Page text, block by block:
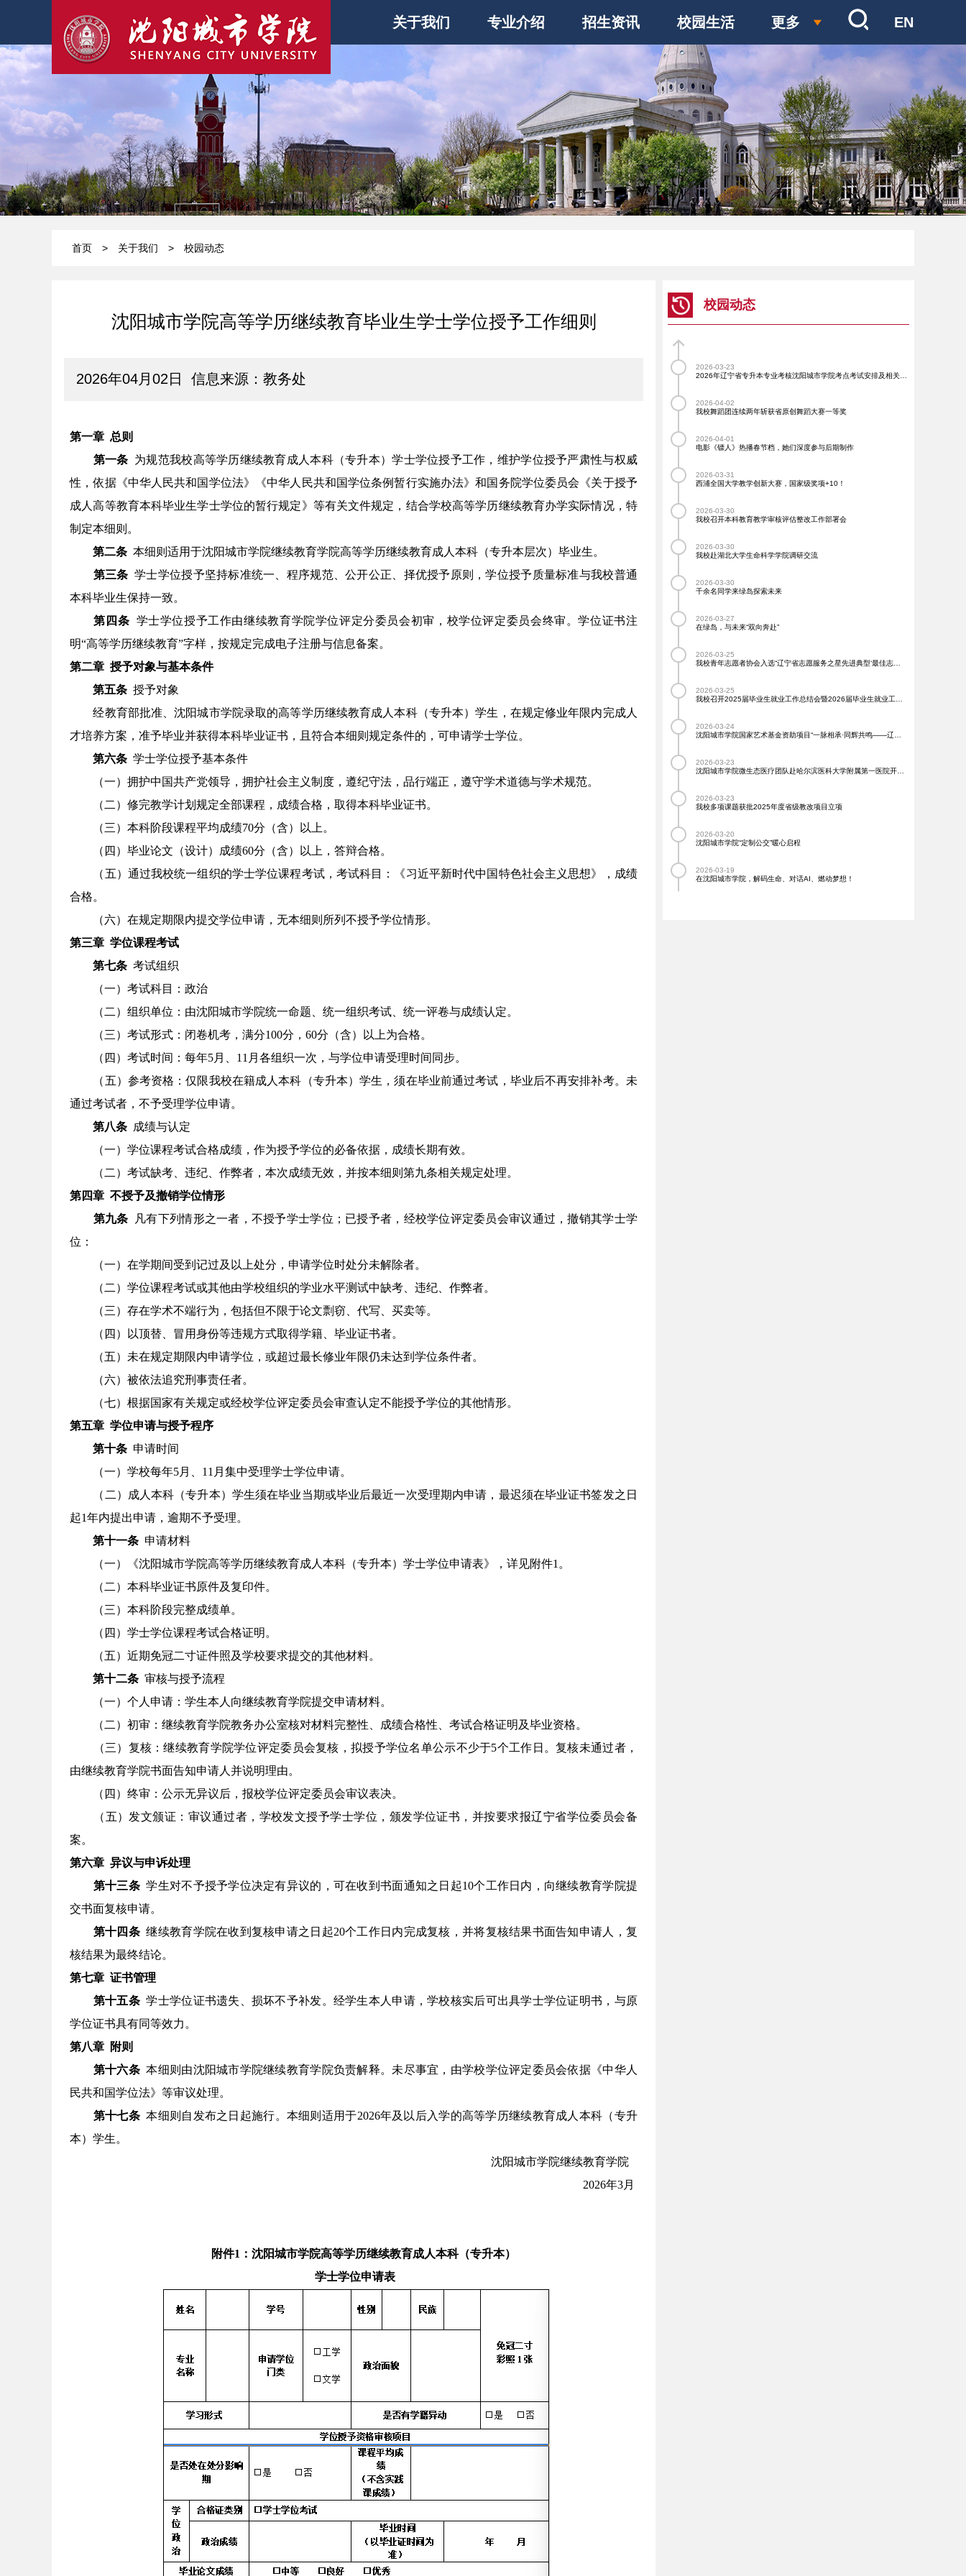
关于我们 专业介绍 招生资讯 校园生活 更多 EN
首页 > 关于我们 > 校园动态
沈阳城市学院高等学历继续教育毕业生学士学位授予工作细则
2026年04月02日 信息来源：教务处
第一章 总则
第一条 为规范我校高等学历继续教育成人本科（专升本）学士学位授予工作，维护学位授予严肃性与权威
性，依据《中华人民共和国学位法》《中华人民共和国学位条例暂行实施办法》和国务院学位委员会《关于授予
成人高等教育本科毕业生学士学位的暂行规定》 等有关文件规定 ，结合学校高等学历继续教育办学实际情况， 特
制定本细则。
第二条 本细则适用于沈阳城市学院继续教育学院高等学历继续教育成人本科（专升本层次）毕业生。
第三条 学士学位授予坚持标准统一、程序规范、公开公正、择优授予原则，学位授予质量标准与我校普通
本科毕业生保持一致。
第四条 学士学位授予工作由继续教育学院学位评定分委员会初审，校学位评定委员会终审。学位证书注
明“高等学历继续教育”字样，按规定完成电子注册与信息备案。
第二章 授予对象与基本条件
第五条 授予对象
经教育部批准、沈阳城市学院录取的高等学历继续教育成人本科（专升本）学生，在规定修业年限内完成人
才培养方案，准予毕业并获得本科毕业证书，且符合本细则规定条件的，可申请学士学位。
第六条 学士学位授予基本条件
（一）拥护中国共产党领导，拥护社会主义制度，遵纪守法，品行端正，遵守学术道德与学术规范。
（二）修完教学计划规定全部课程，成绩合格，取得本科毕业证书。
（三）本科阶段课程平均成绩70分（含）以上。
（四）毕业论文（设计）成绩60分（含）以上，答辩合格。
（五）通过我校统一组织的学士学位课程考试，考试科目：
《习近平新时代中国特色社会主义思想》
，成绩
合格。
（六）在规定期限内提交学位申请，无本细则所列不授予学位情形。
第三章 学位课程考试
第七条 考试组织
（一）考试科目：政治
（二）组织单位：由沈阳城市学院统一命题、统一组织考试、统一评卷与成绩认定。
（三）考试形式：闭卷机考 ，满分100分，60分（含）以上为合格。
（四）考试时间：每年5月、11月各组织一次，与学位申请受理时间同步。
（五）参考资格：仅限我校在籍成人本科（专升本）学生，须在毕业前通过考试，毕业后不再安排补考。未
通过考试者，不予受理学位申请。
第八条 成绩与认定
（一）学位课程考试合格成绩，作为授予学位的必备依据，成绩长期有效。
（二）考试缺考、违纪、作弊者，本次成绩无效，并按本细则第九条相关规定处理。
第四章 不授予及撤销学位情形
第九条
凡有下列情形之一者，不授予学士学位；已授予者，经校学位评定委员会审议通过，撤销其学士学
位：
（一）在学期间受到记过及以上处分，申请学位时处分未解除者。
（二）学位课程考试或其他由学校组织的学业水平测试中缺考、违纪、作弊者。
（三）存在学术不端行为，包括但不限于论文剽窃、代写、买卖等。
（四）以顶替、冒用身份等违规方式取得学籍、毕业证书者。
（五）未在规定期限内申请学位，或超过最长修业年限仍未达到学位条件者。
（六）被依法追究刑事责任者。
（七）根据国家有关规定或经校学位评定委员会审查认定不能授予学位的其他情形。
第五章 学位申请与授予程序
第十条 申请时间
（一）学校每年5月、11月集中受理学士学位申请。
（二）成人本科（专升本）学生须在毕业当期或毕业后最近一次受理期内申请，最迟须在毕业证书签发之日
起1年内提出申请，逾期不予受理。
第十一条 申请材料
（一）《沈阳城市学院高等学历继续教育成人本科（专升本）学士学位申请表》
，详见附件1。
（二）本科毕业证书原件及复印件。
（三）本科阶段完整成绩单。
（四）学士学位课程考试合格证明。
（五）近期免冠二寸证件照及学校要求提交的其他材料。
第十二条 审核与授予流程
（一）个人申请：学生本人向继续教育学院提交申请材料。
（二）初审：继续教育学院教务办公室核对材料完整性、成绩合格性、考试合格证明及毕业资格。
（三）复核：继续教育学院学位评定委员会复核，拟授予学位名单公示不少于5个工作日。复核未通过者，
由继续教育学院书面告知申请人并说明理由。
（四）终审：公示无异议后，报校学位评定委员会审议表决。
（五）发文颁证：审议通过者，学校发文授予学士学位，颁发学位证书，并按要求报辽宁省学位委员会备
案。
第六章 异议与申诉处理
第十三条 学生对不予授予学位决定有异议的，可在收到书面通知之日起10个工作日内，向继续教育学院提
交书面复核申请。
第十四条 继续教育学院在收到复核申请之日起20个工作日内完成复核，并将复核结果书面告知申请人，复
核结果为最终结论。
第七章 证书管理
第十五条 学士学位证书遗失、损坏不予补发。经学生本人申请，学校核实后可出具学士学位证明书，与原
学位证书具有同等效力。
第八章 附则
第十六条 本细则由沈阳城市学院继续教育学院负责解释。未尽事宜，由学校学位评定委员会依据《中华人
民共和国学位法》等审议处理。
第十七条 本细则自发布之日起施行。本细则适用于2026年及以后入学的高等学历继续教育成人本科（专升
本）学生。
沈阳城市学院继续教育学院
2026年3月
附件1：沈阳城市学院高等学历继续教育成人本科（专升本）
学士学位申请表
校园动态
2026-03-23
2026年辽宁省专升本专业考核沈阳城市学院考点考试安排及相关工作通知
2026-04-02
我校舞蹈团连续两年斩获省原创舞蹈大赛一等奖
2026-04-01
电影《镖人》热播春节档，她们深度参与后期制作
2026-03-31
西浦全国大学教学创新大赛，国家级奖项+10！
2026-03-30
我校召开本科教育教学审核评估整改工作部署会
2026-03-30
我校赴湖北大学生命科学学院调研交流
2026-03-30
千余名同学来绿岛探索未来
2026-03-27
在绿岛，与未来“双向奔赴”
2026-03-25
我校青年志愿者协会入选“辽宁省志愿服务之星先进典型‘最佳志愿服务组织’”宣传选树名单
2026-03-25
我校召开2025届毕业生就业工作总结会暨2026届毕业生就业工作推进会
2026-03-24
沈阳城市学院国家艺术基金资助项目“一脉相承·同辉共鸣——辽宁工业摄影艺术作品巡展”首展在泉州启幕
2026-03-23
沈阳城市学院微生态医疗团队赴哈尔滨医科大学附属第一医院开展学术交流
2026-03-23
我校多项课题获批2025年度省级教改项目立项
2026-03-20
沈阳城市学院“定制公交”暖心启程
2026-03-19
在沈阳城市学院，解码生命、对话AI、燃动梦想！